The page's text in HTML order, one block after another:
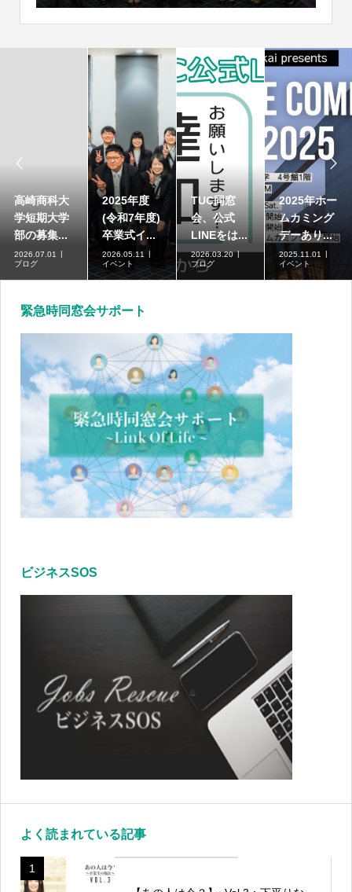

高崎商科大
学短期大学
部の募集...
2026.07.01
ブログ
2025年度
(令和7年度)
卒業式イ...
2026.05.11
イベント
TUC同窓
会、公式
LINEをは...
2026.03.20
ブログ
2025年ホー
ムカミング
デーあり...
2025.11.01
イベント

緊急時同窓会サポート
ビジネスSOS
よく読まれている記事
1